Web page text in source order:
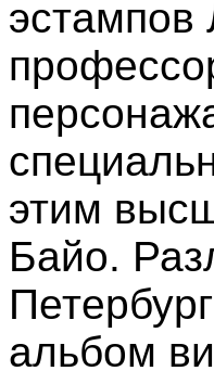
эстампов
этим
Байо.
альбом